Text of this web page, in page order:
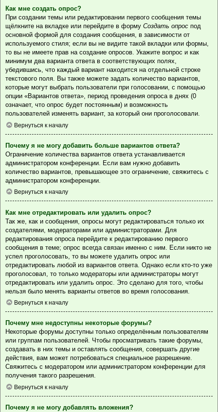
Как мне создать опрос?
При создании темы или редактировании первого сообщения темы
щёлкните на вкладке или перейдите в форму Создать опрос под
основной формой для создания сообщения, в зависимости от
используемого стиля; если вы не видите такой вкладки или формы,
то вы не имеете прав на создание опросов. Укажите вопрос и как
минимум два варианта ответа в соответствующих полях,
убедившись, что каждый вариант находится на отдельной строке
текстового поля. Вы также можете задать количество вариантов,
которые могут выбрать пользователи при голосовании, с помощью
опции «Вариантов ответа», период проведения опроса в днях (0
означает, что опрос будет постоянным) и возможность
пользователей изменять вариант, за который они проголосовали.
Вернуться к началу
Почему я не могу добавить больше вариантов ответа?
Ограничение количества вариантов ответа устанавливается
администратором конференции. Если вам нужно добавить
количество вариантов, превышающее это ограничение, свяжитесь с
администратором конференции.
Вернуться к началу
Как мне отредактировать или удалить опрос?
Так же, как и сообщения, опросы могут редактироваться только их
создателями, модераторами или администраторами. Для
редактирования опроса перейдите к редактированию первого
сообщения в теме; опрос всегда связан именно с ним. Если никто не
успел проголосовать, то вы можете удалить опрос или
отредактировать любой из вариантов ответа. Однако если кто-то уже
проголосовал, то только модераторы или администраторы могут
отредактировать или удалить опрос. Это сделано для того, чтобы
нельзя было менять варианты ответов во время голосования.
Вернуться к началу
Почему мне недоступны некоторые форумы?
Некоторые форумы доступны только определённым пользователям
или группам пользователей. Чтобы просматривать такие форумы,
создавать в них темы и оставлять сообщения, совершать другие
действия, вам может потребоваться специальное разрешение.
Свяжитесь с модератором или администратором конференции для
получения такого разрешения.
Вернуться к началу
Почему я не могу добавлять вложения?